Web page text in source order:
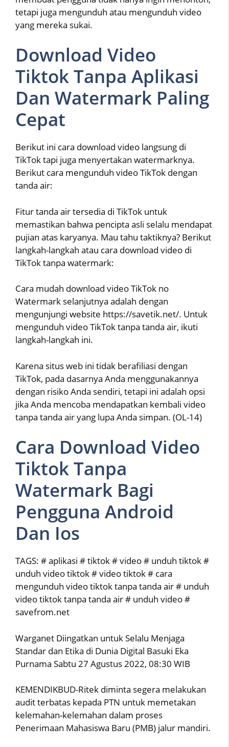
tetapi juga mengunduh atau mengunduh video
yang mereka sukai.
Download Video
Tiktok Tanpa Aplikasi
Dan Watermark Paling
Cepat
Berikut ini cara download video langsung di
TikTok tapi juga menyertakan watermarknya.
Berikut cara mengunduh video TikTok dengan
tanda air:
Fitur tanda air tersedia di TikTok untuk
memastikan bahwa pencipta asli selalu mendapat
pujian atas karyanya. Mau tahu taktiknya? Berikut
langkah-langkah atau cara download video di
TikTok tanpa watermark:
Cara mudah download video TikTok no
Watermark selanjutnya adalah dengan
mengunjungi website https://savetik.net/. Untuk
mengunduh video TikTok tanpa tanda air, ikuti
langkah-langkah ini.
Karena situs web ini tidak berafiliasi dengan
TikTok, pada dasarnya Anda menggunakannya
dengan risiko Anda sendiri, tetapi ini adalah opsi
jika Anda mencoba mendapatkan kembali video
tanpa tanda air yang lupa Anda simpan. (OL-14)
Cara Download Video
Tiktok Tanpa
Watermark Bagi
Pengguna Android
Dan Ios
TAGS: # aplikasi # tiktok # video # unduh tiktok #
unduh video tiktok # video tiktok # cara
mengunduh video tiktok tanpa tanda air # unduh
video tiktok tanpa tanda air # unduh video #
savefrom.net
Warganet Diingatkan untuk Selalu Menjaga
Standar dan Etika di Dunia Digital Basuki Eka
Purnama Sabtu 27 Agustus 2022, 08:30 WIB
KEMENDIKBUD-Ritek diminta segera melakukan
audit terbatas kepada PTN untuk memetakan
kelemahan-kelemahan dalam proses
Penerimaan Mahasiswa Baru (PMB) jalur mandiri.